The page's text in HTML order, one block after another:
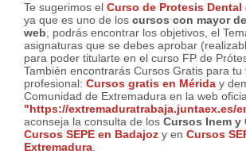
Te sugerimos el Curso de Protesis Dental
ya que es uno de los cursos con mayor
web , podrás encontrar los objetivos, el
asignaturas que se debes aprobar
para poder titularte en el curso FP de
También encontrarás Cursos Gratis para tu
profesional: Cursos gratis en Mérida y
Comunidad de Extremadura en la web
"https://extremaduratrabaja.juntaex.es/
aconseja la consulta de los Cursos Inem y
Cursos SEPE en Badajoz y en Cursos
Extremadura